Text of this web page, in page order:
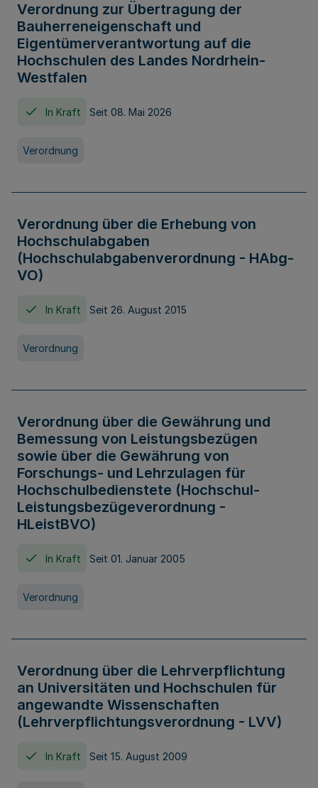
Verordnung zur Übertragung der
Bauherreneigenschaft und
Eigentümerverantwortung auf die
Hochschulen des Landes Nordrhein-
Westfalen
In Kraft Seit 08. Mai 2026
Verordnung
Verordnung über die Erhebung von
Hochschulabgaben
(Hochschulabgabenverordnung - HAbg-
VO)
In Kraft Seit 26. August 2015
Verordnung
Verordnung über die Gewährung und
Bemessung von Leistungsbezügen
sowie über die Gewährung von
Forschungs- und Lehrzulagen für
Hochschulbedienstete (Hochschul-
Leistungsbezügeverordnung -
HLeistBVO)
In Kraft Seit 01. Januar 2005
Verordnung
Verordnung über die Lehrverpflichtung
an Universitäten und Hochschulen für
angewandte Wissenschaften
(Lehrverpflichtungsverordnung - LVV)
In Kraft Seit 15. August 2009